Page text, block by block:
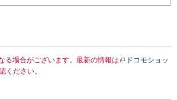
る場合がございます。最新の情報は
ドコモショッ
ください。